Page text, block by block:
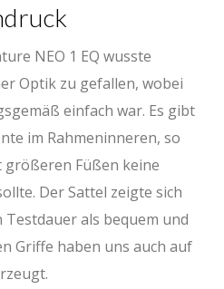
NEO 1 EQ wusste
Optik zu gefallen, wobei
einfach war. Es gibt
im Rahmeninneren, so
größeren Füßen keine
Der Sattel zeigte sich
als bequem und
Griffe haben uns auch auf